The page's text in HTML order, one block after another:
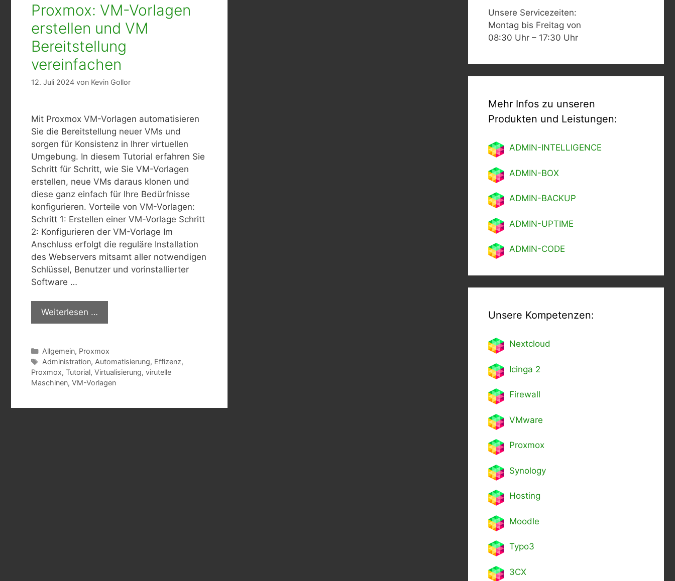
Proxmox: VM-Vorlagen
erstellen und VM
Bereitstellung
vereinfachen
12. Juli 2024 von Kevin Gollor
Mit Proxmox VM-Vorlagen automatisieren
Sie die Bereitstellung neuer VMs und
sorgen für Konsistenz in Ihrer virtuellen
Umgebung. In diesem Tutorial erfahren Sie
Schritt für Schritt, wie Sie VM-Vorlagen
erstellen, neue VMs daraus klonen und
diese ganz einfach für Ihre Bedürfnisse
konfigurieren. Vorteile von VM-Vorlagen:
Schritt 1: Erstellen einer VM-Vorlage Schritt
2: Konfigurieren der VM-Vorlage Im
Anschluss erfolgt die reguläre Installation
des Webservers mitsamt aller notwendigen
Schlüssel, Benutzer und vorinstallierter
Software …
Weiterlesen …
Kategorien
Allgemein, Proxmox
Schlagwörter
Administration, Automatisierung, Effizenz,
Proxmox, Tutorial, Virtualisierung, virutelle
Maschinen, VM-Vorlagen
Unsere Servicezeiten:
Montag bis Freitag von
08:30 Uhr – 17:30 Uhr
Mehr Infos zu unseren
Produkten und Leistungen:
ADMIN-INTELLIGENCE
ADMIN-BOX
ADMIN-BACKUP
ADMIN-UPTIME
ADMIN-CODE
Unsere Kompetenzen:
Nextcloud
Icinga 2
Firewall
VMware
Proxmox
Synology
Hosting
Moodle
Typo3
3CX